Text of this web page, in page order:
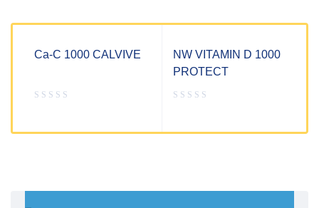
Ca-C 1000 CALVIVE
NW VITAMIN D 1000
PROTECT